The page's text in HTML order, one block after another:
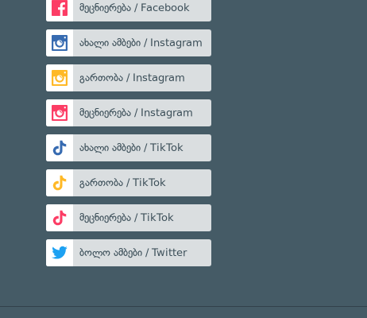
მეცნიერება / Facebook
ახალი ამბები / Instagram
გართობა / Instagram
მეცნიერება / Instagram
ახალი ამბები / TikTok
გართობა / TikTok
მეცნიერება / TikTok
ბოლო ამბები / Twitter